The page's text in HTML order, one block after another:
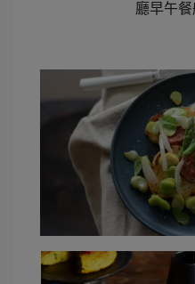
廳早午餐